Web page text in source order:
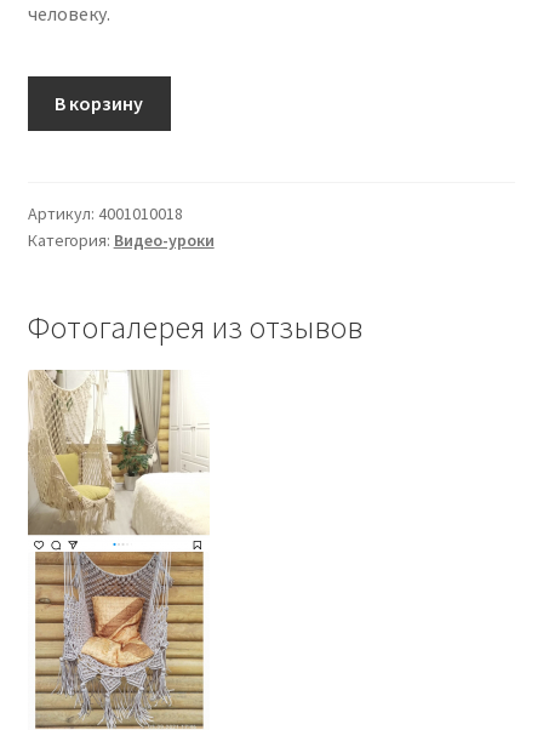
человеку.
В корзину
Артикул: 4001010018
Категория: Видео-уроки
Фотогалерея из отзывов